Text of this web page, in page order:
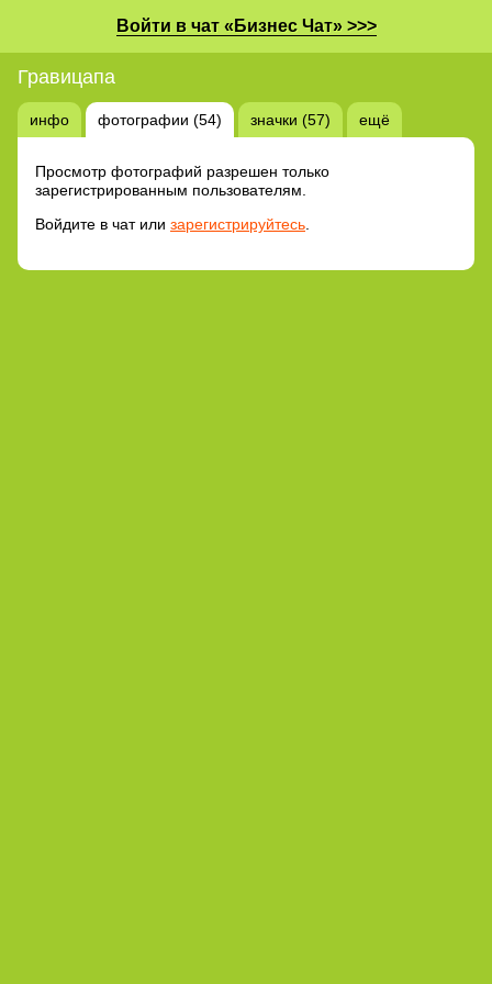
Войти в чат «Бизнес Чат» >>>
Гравицапа
инфо фотографии (54) значки (57) ещё
Просмотр фотографий разрешен только
зарегистрированным пользователям.
Войдите в чат или зарегистрируйтесь